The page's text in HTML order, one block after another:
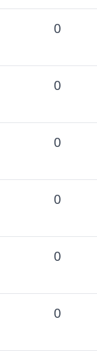
0
0
0
0
0
0